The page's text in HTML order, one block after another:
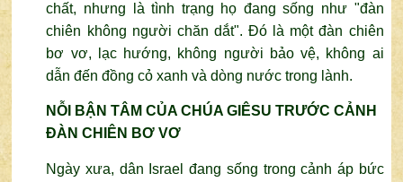
chất, nhưng là tình trạng họ đang sống như "đàn
chiên không người chăn dắt". Đó là một đàn chiên
bơ vơ, lạc hướng, không người bảo vệ, không ai
dẫn đến đồng cỏ xanh và dòng nước trong lành.
NỖI BẬN TÂM CỦA CHÚA GIÊSU TRƯỚC CẢNH
ĐÀN CHIÊN BƠ VƠ
Ngày xưa, dân Israel đang sống trong cảnh áp bức